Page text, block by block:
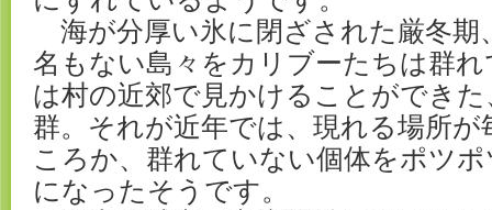
海が分厚い氷に閉ざされた厳冬期
名もない島々をカリブーたちは群
は村の近郊で見かけることができ
群。それが近年では、現れる場所
ころか、群れていない個体をポツ
になったそうです。